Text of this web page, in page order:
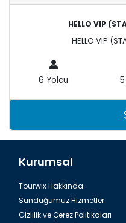
HELLO VIP
HELLO VIP
6 Yolcu
Kurumsal
Tourwix Hakkında
Sunduğumuz Hizmetler
Gizlilik ve Çerez Politikaları